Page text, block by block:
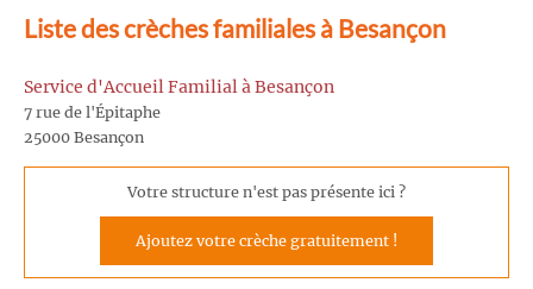
Liste des crèches familiales à Besançon
Service d'Accueil Familial à Besançon
7 rue de l'Épitaphe
25000 Besançon
Votre structure n'est pas présente ici ?
Ajoutez votre crèche gratuitement !